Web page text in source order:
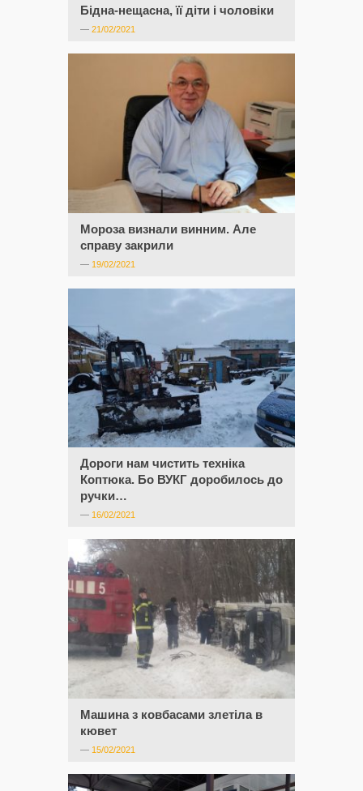
Бідна-нещасна, її діти і чоловіки
— 21/02/2021
Мороза визнали винним. Але
справу закрили
— 19/02/2021
Дороги нам чистить техніка
Коптюка. Бо ВУКГ доробилось до
ручки…
— 16/02/2021
Машина з ковбасами злетіла в
кювет
— 15/02/2021